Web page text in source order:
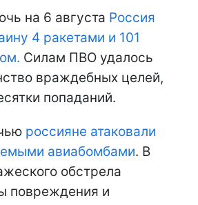
на 6 августа Россия
4 ракетами и 101
Силам ПВО удалось
враждебных целей,
попаданий.
россияне атаковали
авиабомбами. В
обстрела
повреждения и